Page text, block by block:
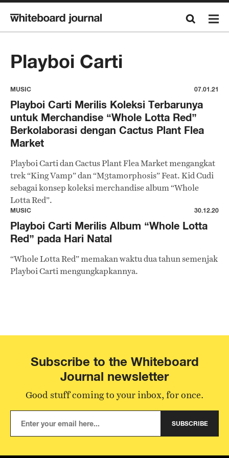
Playboi Carti
MUSIC 07.01.21
Playboi Carti Merilis Koleksi Terbarunya
untuk Merchandise “Whole Lotta Red”
Berkolaborasi dengan Cactus Plant Flea
Market
Playboi Carti dan Cactus Plant Flea Market mengangkat
trek “King Vamp” dan “M3tamorphosis” Feat. Kid Cudi
sebagai konsep koleksi merchandise album “Whole
Lotta Red”.
MUSIC 30.12.20
Playboi Carti Merilis Album “Whole Lotta
Red” pada Hari Natal
“Whole Lotta Red” memakan waktu dua tahun semenjak
Playboi Carti mengungkapkannya.
Subscribe to the Whiteboard
Journal newsletter
Good stuff coming to your inbox, for once.
SUBSCRIBE